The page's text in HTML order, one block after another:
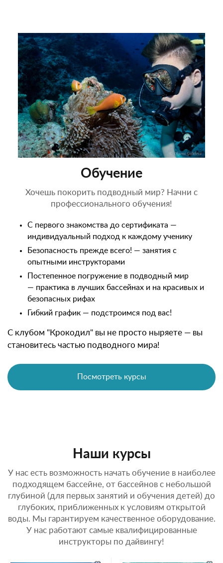
Обучение
Хочешь покорить подводный мир? Начни с
профессионального обучения!
С первого знакомства до сертификата —
индивидуальный подход к каждому ученику
Безопасность прежде всего! — занятия с
опытными инструкторами
Постепенное погружение в подводный мир
— практика в лучших бассейнах и на красивых и
безопасных рифах
Гибкий график — подстроимся под вас!
С клубом "Крокодил" вы не просто ныряете — вы
становитесь частью подводного мира!
Посмотреть курсы
Наши курсы
У нас есть возможность начать обучение в наиболее
подходящем бассейне, от бассейнов с небольшой
глубиной (для первых занятий и обучения детей) до
глубоких, приближенных к условиям открытой
воды. Мы гарантируем качественное оборудование.
У нас работают самые квалифицированные
инструкторы по дайвингу!